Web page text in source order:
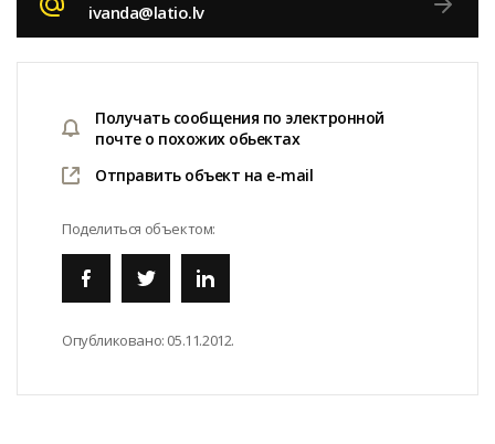
ivanda@latio.lv
Получать сообщения по электронной
почте о похожих обьектах
Отправить объект на e-mail
Поделиться объектом:
Опубликовано: 05.11.2012.